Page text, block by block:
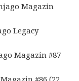
Magazin
Legacy
Magazin #87